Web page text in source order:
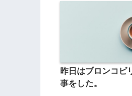
昨日はブロンコビ
事をした。